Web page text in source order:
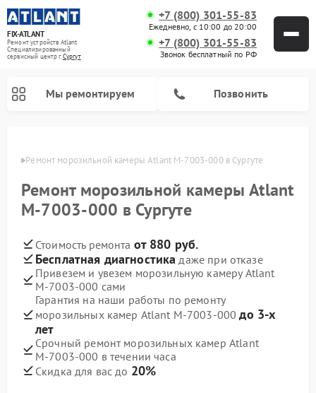
FIX-ATLANT
Ремонт устройств Atlant
Специализированный
cервисный центр г.Сургут
+7 (800) 301-55-83
Ежедневно, с 10:00 до 20:00
+7 (800) 301-55-83
Звонок бесплатный по РФ
Мы ремонтируем Позвонить
Ремонт морозильной камеры Atlant М-7003-000 в Сургуте
Ремонт морозильной камеры Atlant
М-7003-000 в Сургуте
Стоимость ремонта от 880 руб.
Бесплатная диагностика даже при отказе
Привезем и увезем морозильную камеру Atlant
М-7003-000 сами
Гарантия на наши работы по ремонту
морозильных камер Atlant М-7003-000до 3-х
лет
Срочный ремонт морозильных камер Atlant
М-7003-000 в течении часа
Скидка для вас до 20%